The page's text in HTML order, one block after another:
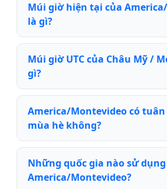
Múi giờ hiện tại của
là gì?
Múi giờ UTC của Châu Mỹ /
gì?
America/Montevideo có
mùa hè không?
Những quốc gia nào sử
America/Montevideo?